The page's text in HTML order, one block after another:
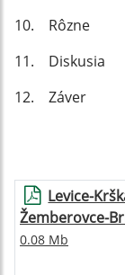
10. Rôzne
11. Diskusia
12. Záver
Levice-
Žemberovce-
0.08 Mb